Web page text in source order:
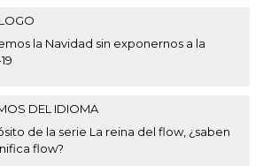
la Navidad sin exponernos a la
DEL IDIOMA
de la serie La reina del flow, ¿saben
flow?